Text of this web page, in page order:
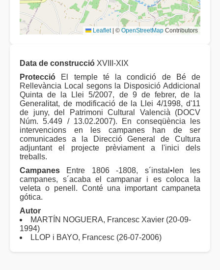
Leaflet | © OpenStreetMap Contributors
Data de construcció XVIII-XIX
Protecció El temple té la condició de Bé de
Rellevància Local segons la Disposició Addicional
Quinta de la Llei 5/2007, de 9 de febrer, de la
Generalitat, de modificació de la Llei 4/1998, d'11
de juny, del Patrimoni Cultural Valencià (DOCV
Núm. 5.449 / 13.02.2007). En conseqüència les
intervencions en les campanes han de ser
comunicades a la Direcció General de Cultura
adjuntant el projecte prèviament a l'inici dels
treballs.
Campanes Entre 1806 -1808, s´instal•len les
campanes, s´acaba el campanar i es coloca la
veleta o penell. Conté una important campaneta
gótica.
Autor
MARTÍN NOGUERA, Francesc Xavier (20-09-
1994)
LLOP i BAYO, Francesc (26-07-2006)